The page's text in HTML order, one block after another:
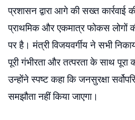
प्रशासन द्वारा आगे की सख्त कार्रवाई
प्राथमिक और एकमात्र फोकस लोगों
पर है। मंत्री विजयवर्गीय ने सभी
पूरी गंभीरता और तत्परता के साथ पूरा
उन्होंने स्पष्ट कहा कि जनसुरक्षा
समझौता नहीं किया जाएगा।